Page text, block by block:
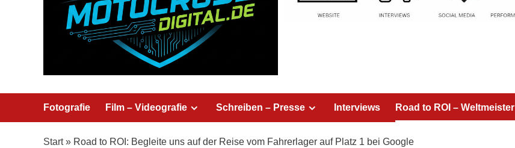
Fotografie Film – Videografie Schreiben – Presse Interviews Road to ROI – Weltmeister
Start» Road to ROI: Begleite uns auf der Reise vom Fahrerlager auf Platz 1 bei Google